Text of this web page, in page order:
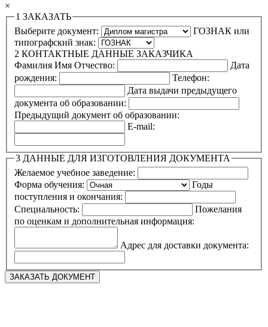
×
1 ЗАКАЗАТЬ
Выберите документ:
ГОЗНАК или
типографский знак:
2 КОНТАКТНЫЕ ДАННЫЕ ЗАКАЗЧИКА
Фамилия Имя Отчество:
Дата
рождения:
Телефон:
Дата выдачи предыдущего
документа об образовании:
Предыдущий документ об образовании:
E-mail:
3 ДАННЫЕ ДЛЯ ИЗГОТОВЛЕНИЯ ДОКУМЕНТА
Желаемое учебное заведение:
Форма обучения:
Годы
поступления и окончания:
Специальность:
Пожелания
по оценкам и дополнительная информация:
Адрес для доставки документа: